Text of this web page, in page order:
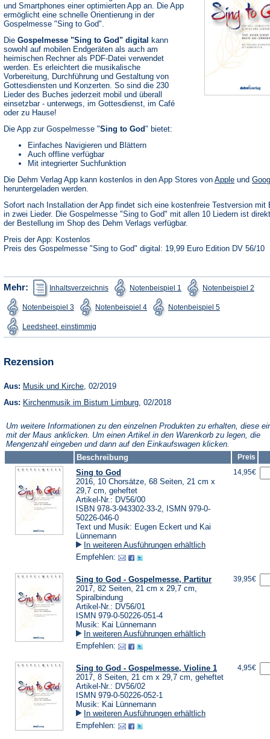
und Smartphones einer optimierten App an. Die App
ermöglicht eine schnelle Orientierung in der
Gospelmesse "Sing to God".
Die Gospelmesse "Sing to God" digital kann
sowohl auf mobilen Endgeräten als auch am
heimischen Rechner als PDF-Datei verwendet
werden. Es erleichtert die musikalische
Vorbereitung, Durchführung und Gestaltung von
Gottesdiensten und Konzerten. So sind die 230
Lieder des Buches jederzeit mobil und überall
einsetzbar - unterwegs, im Gottesdienst, im Café
oder zu Hause!
Die App zur Gospelmesse "Sing to God" bietet:
Einfaches Navigieren und Blättern
Auch offline verfügbar
Mit integrierter Suchfunktion
Die Dehm Verlag App kann kostenlos in den App Stores von Apple(Öffnet
neuen
Tab)
und
heruntergeladen werden.
Sofort nach Installation der App findet sich eine kostenfreie Testversion mit
in zwei Lieder. Die Gospelmesse "Sing to God" mit allen 10 Liedern ist
der Bestellung im Shop des Dehm Verlags verfügbar.
Preis der App: Kostenlos
Preis des Gospelmesse "Sing to God" digital: 19,99 Euro Edition DV 56/10
Mehr: Inhaltsverzeichnis
(Öffnet
in
einem
neuen
Notenbeispiel 1
(Öffnet
in
einem
neuen
Notenbeispiel 2in
Notenbeispiel 3
(Öffnet
in
einem
neuen
Tab)
Notenbeispiel 4
(Öffnet
in
einem
Tab)
Notenbeispiel 5in
Tab)
Leedsheet, einstimmig
einem
Rezension
Aus: Musik und Kirche(Öffnet
einem
, 02/2019
Aus: Kirchenmusik im Bistum Limburg(Öffnet
neuen
Tab)
, 02/2018
Um weitere Informationen zu den einzelnen Produkten zu erhalten, diese
mit der Maus anklicken. Um einen Artikel in den Warenkorb zu legen, die
Mengenzahl eingeben und dann auf den Einkaufswagen klicken.
Beschreibung
Preis
Sing to God
2016, 10 Chorsätze, 68 Seiten, 21 cm x
29,7 cm, geheftet
Artikel-Nr.: DV56/00
ISBN 978-3-943302-33-2, ISMN 979-0-
50226-046-0
Text und Musik: Eugen Eckert und Kai
Lünnemann
In weiteren Ausführungen erhältlich
Empfehlen:
14,95€
Sing to God - Gospelmesse, Partitur
2017, 82 Seiten, 21 cm x 29,7 cm,
Spiralbindung
Artikel-Nr.: DV56/01
ISMN 979-0-50226-051-4
Musik: Kai Lünnemann
In weiteren Ausführungen erhältlich
Empfehlen:
39,95€
Sing to God - Gospelmesse, Violine 1
2017, 8 Seiten, 21 cm x 29,7 cm, geheftet
Artikel-Nr.: DV56/02
ISMN 979-0-50226-052-1
Musik: Kai Lünnemann
In weiteren Ausführungen erhältlich
Empfehlen:
4,95€